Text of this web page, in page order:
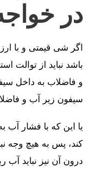
در
اگر شی قیمتی و با
باشد نباید از توالت
و فاضلاب به داخل
سیفون زیر آب و
یا این که با فشار
کند، پس به هیچ وجه
درون آن نیز نباید